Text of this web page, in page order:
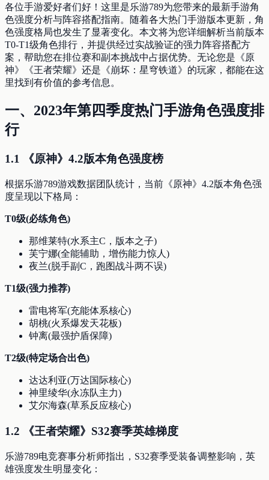
各位手游爱好者们好！这里是乐游789为您带来的最新手游角
色强度分析与阵容搭配指南。随着各大热门手游版本更新，角
色强度格局也发生了显著变化。本文将为您详细解析当前版本
T0-T1级角色排行，并提供经过实战验证的强力阵容搭配方
案，帮助您在排位赛和副本挑战中占据优势。无论您是《原
神》《王者荣耀》还是《崩坏：星穹铁道》的玩家，都能在这
里找到有价值的参考信息。
一、2023年第四季度热门手游角色强度排
行
1.1 《原神》4.2版本角色强度榜
根据乐游789游戏数据团队统计，当前《原神》4.2版本角色强
度呈现以下格局：
T0级(必练角色)
那维莱特(水系主C，版本之子)
芙宁娜(全能辅助，增伤能力惊人)
夜兰(脱手副C，跑图战斗两不误)
T1级(强力推荐)
雷电将军(充能体系核心)
胡桃(火系爆发天花板)
钟离(最强护盾保障)
T2级(特定场合出色)
达达利亚(万达国际核心)
神里绫华(永冻队主力)
艾尔海森(草系反应核心)
1.2 《王者荣耀》S32赛季英雄梯度
乐游789电竞赛事分析师指出，S32赛季受装备调整影响，英
雄强度发生明显变化：